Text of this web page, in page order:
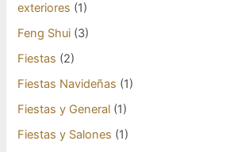
exteriores (1)
Feng Shui (3)
Fiestas (2)
Fiestas Navideñas (1)
Fiestas y General (1)
Fiestas y Salones (1)